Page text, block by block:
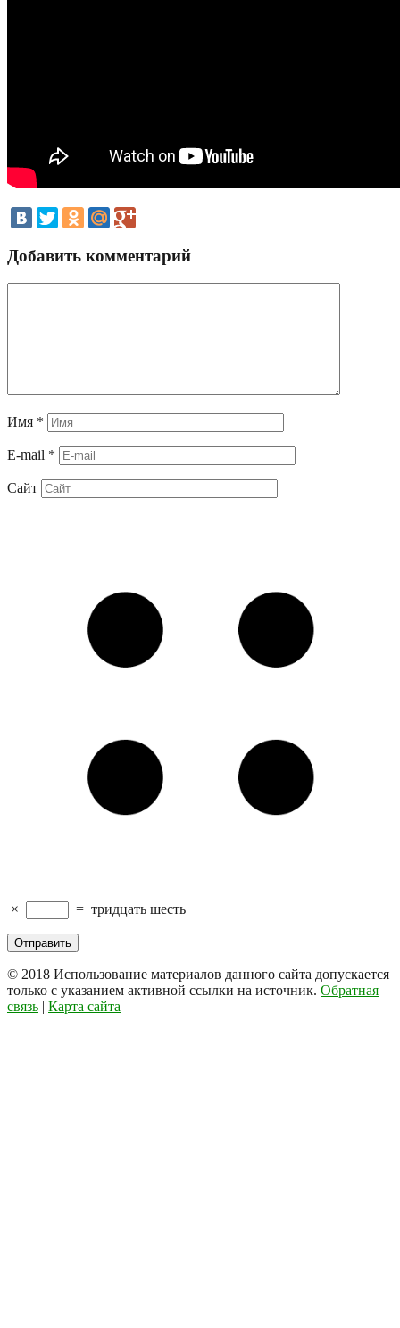
Добавить комментарий
Имя *
E-mail *
Сайт
× = тридцать шесть
© 2018 Использование материалов данного сайта допускается
только с указанием активной ссылки на источник. Обратная
связь | Карта сайта